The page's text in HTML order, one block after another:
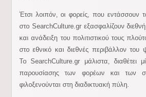
Έτσι λοιπόν, οι φορείς, που εντάσσουν
στο SearchCulture.gr εξασφαλίζουν
και ανάδειξη του πολιτιστικού τους
στο εθνικό και διεθνές περιβάλλον του
Το SearchCulture.gr μάλιστα, διαθέτει
παρουσίασης των φορέων και των
φιλοξενούνται στη διαδικτυακή πύλη.